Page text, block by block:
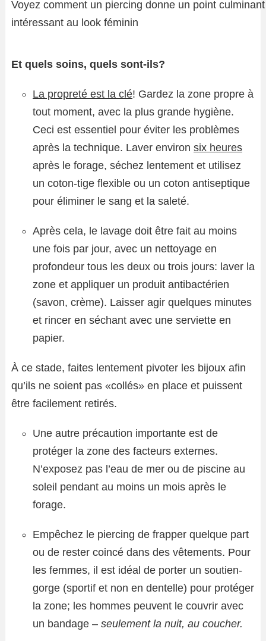
Voyez comment un piercing donne un point culminant
intéressant au look féminin
Et quels soins, quels sont-ils?
La propreté est la clé! Gardez la zone propre à
tout moment, avec la plus grande hygiène.
Ceci est essentiel pour éviter les problèmes
après la technique. Laver environ six heures
après le forage, séchez lentement et utilisez
un coton-tige flexible ou un coton antiseptique
pour éliminer le sang et la saleté.
Après cela, le lavage doit être fait au moins
une fois par jour, avec un nettoyage en
profondeur tous les deux ou trois jours: laver la
zone et appliquer un produit antibactérien
(savon, crème). Laisser agir quelques minutes
et rincer en séchant avec une serviette en
papier.
À ce stade, faites lentement pivoter les bijoux afin
qu’ils ne soient pas «collés» en place et puissent
être facilement retirés.
Une autre précaution importante est de
protéger la zone des facteurs externes.
N’exposez pas l’eau de mer ou de piscine au
soleil pendant au moins un mois après le
forage.
Empêchez le piercing de frapper quelque part
ou de rester coincé dans des vêtements. Pour
les femmes, il est idéal de porter un soutien-
gorge (sportif et non en dentelle) pour protéger
la zone; les hommes peuvent le couvrir avec
un bandage – seulement la nuit, au coucher.